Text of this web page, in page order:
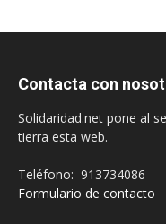
Contacta con
Solidaridad.net pone al
tierra esta web.
Teléfono: 913734086
Formulario de contacto